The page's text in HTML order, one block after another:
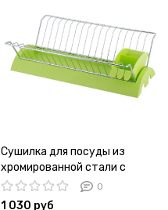
Сушилка для посуды из
хромированной стали с
поддоном Kamille KM-0769B
(зеленый)
0
1 030 руб